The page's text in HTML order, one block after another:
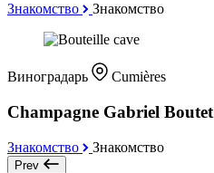
Знакомство Знакомство
Виноградарь Cumières
Champagne Gabriel Boutet
Знакомство Знакомство
Prev